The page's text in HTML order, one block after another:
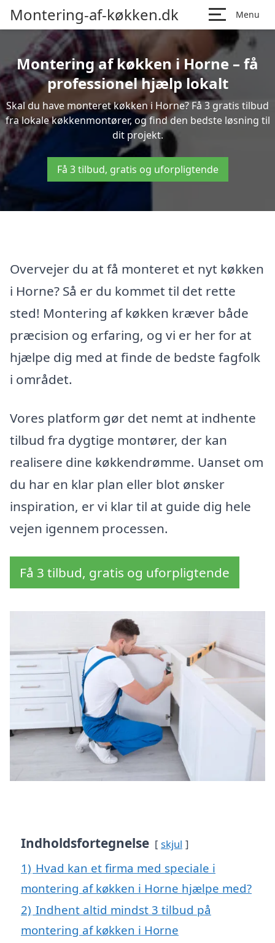
Montering-af-køkken.dk Menu
Montering af køkken i Horne – få
professionel hjælp lokalt
Skal du have monteret køkken i Horne? Få 3 gratis tilbud
fra lokale køkkenmontører, og find den bedste løsning til
dit projekt.
Få 3 tilbud, gratis og uforpligtende
Overvejer du at få monteret et nyt køkken
i Horne? Så er du kommet til det rette
sted! Montering af køkken kræver både
præcision og erfaring, og vi er her for at
hjælpe dig med at finde de bedste fagfolk
i området.
Vores platform gør det nemt at indhente
tilbud fra dygtige montører, der kan
realisere dine køkkendrømme. Uanset om
du har en klar plan eller blot ønsker
inspiration, er vi klar til at guide dig hele
vejen igennem processen.
Få 3 tilbud, gratis og uforpligtende
Indholdsfortegnelse skjul
1) Hvad kan et firma med speciale i
montering af køkken i Horne hjælpe med?
2) Indhent altid mindst 3 tilbud på
montering af køkken i Horne